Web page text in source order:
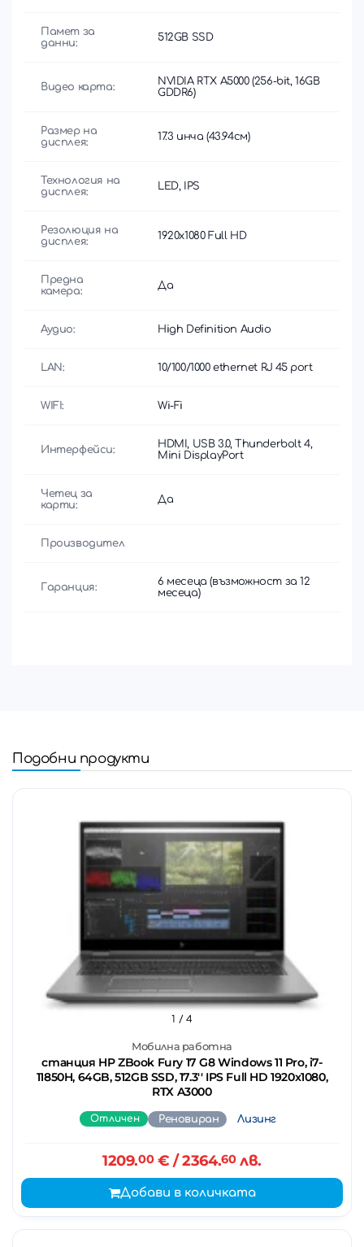
Памет за
данни:
512GB SSD
Видео карта:
NVIDIA RTX A5000 (256-bit, 16GB
GDDR6)
Размер на
дисплея:
17.3 инча (43.94см)
Технология на
дисплея:
LED, IPS
Резолюция на
дисплея:
1920x1080 Full HD
Предна
камера:
Да
Аудио: High Definition Audio
LAN: 10/100/1000 ethernet RJ 45 port
WIFI: Wi-Fi
Интерфейси:
HDMI, USB 3.0, Thunderbolt 4,
Mini DisplayPort
Четец за
карти:
Да
Производител
Гаранция:
6 месеца (възможност за 12
месеца)
Подобни продукти
Мобилна работна
станция HP ZBook Fury 17 G8 Windows 11 Pro, i7-
11850H, 64GB, 512GB SSD, 17.3'' IPS Full HD 1920x1080,
RTX A3000
1 / 4
Отличен Реновиран Лизинг
1209.00€ / 2364.60лв.
Добави в количката